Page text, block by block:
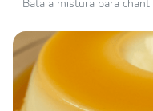
Bata a mistura para